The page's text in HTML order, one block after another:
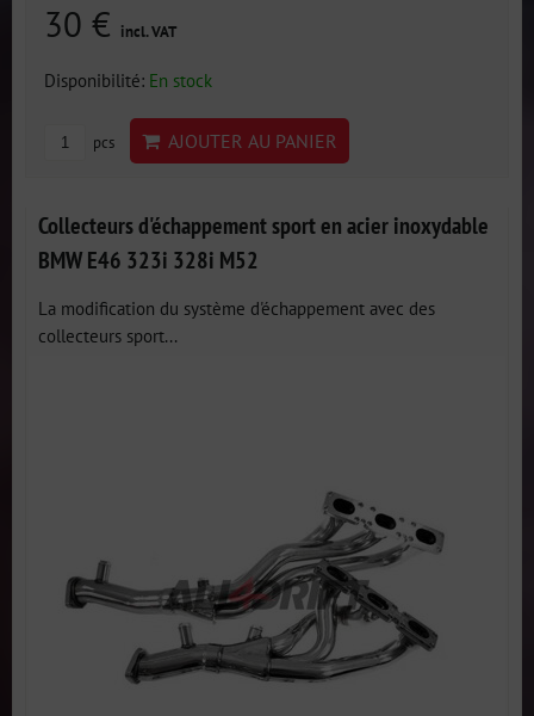
30 € incl. VAT
Disponibilité: En stock
pcs AJOUTER AU PANIER
Collecteurs d'échappement sport en acier inoxydable
BMW E46 323i 328i M52
La modification du système d'échappement avec des
collecteurs sport...